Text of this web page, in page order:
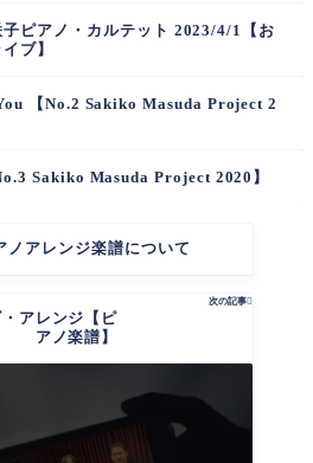
子ピアノ・カルテット 2023/4/1【お
ブ】
【No.2 Sakiko Masuda Project 2
Sakiko Masuda Project 2020】
ノアレンジ楽譜について
次の記事
アレンジ【ピ
アノ楽譜】